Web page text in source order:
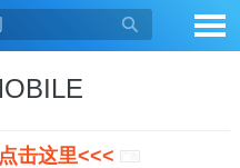

击这里<<<